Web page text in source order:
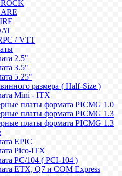
/ VTT
2.5"
3.5"
5.25"
размера ( Half-Size )
Mini - ITX
платы формата PICMG 1.0
платы формата PICMG 1.3
платы формата PICMG 1.3
EPIC
Pico-ITX
PC/104 ( PCI-104 )
ETX, Q7 и COM Express